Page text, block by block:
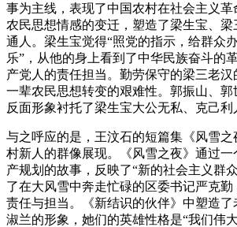
事为主线，表现了中国农村在社会主义
农民思想情感的变迁，塑造了梁生宝、
通人。梁生宝觉得“照党的指示，给群众
乐”，从他的身上看到了中华民族奋斗的
产党人的责任担当。勤劳保守的梁三老
一辈农民思想转变的艰难性。郭振山、
反面形象衬托了梁生宝大公无私、克己利
与之呼应的是，王汶石的短篇集《风雪
村新人的群像展现。《风雪之夜》通过
产规划的故事，反映了“新的社会主义群
了在大风雪中奔走忙碌的区委书记严克
责任与担当。《新结识的伙伴》中塑造
淑兰的形象，她们的英雄性格是“我们伟